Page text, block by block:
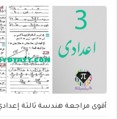
أقوى مراجعة هندسة ثالثة إعدادي